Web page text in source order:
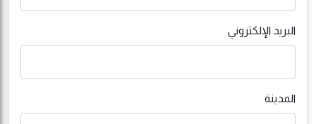
البريد الإلكتروني
المدينة